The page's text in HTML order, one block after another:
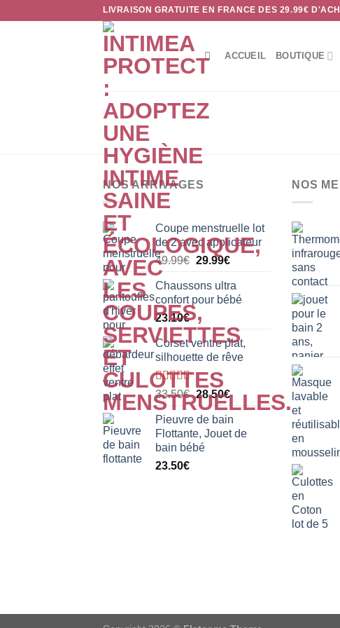
LIVRAISON GRATUITE EN FRANCE DES 29.99€
ACCUEIL BOUTIQUE
NOS ARRIVAGES
Coupe menstruelle lot
de 2 avec applicateur
49.99€ Le
initial
était :
49.99€.
29.99€Le
actuel
est :
Chaussons ultra
confort pour bébé
23.10€
Corset ventre plat,
silhouette de rêve
Note5.00
sur 5
33.50€ Le
prix
initial
était :
33.50€.
28.50€Le
prix
actuel
est :
Pieuvre de bain
Flottante, Jouet de
bain bébé
23.50€
NOS